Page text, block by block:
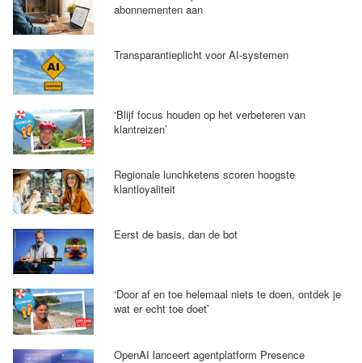
abonnementen aan
Transparantieplicht voor AI-systemen
‘Blijf focus houden op het verbeteren van
klantreizen’
Regionale lunchketens scoren hoogste
klantloyaliteit
Eerst de basis, dan de bot
‘Door af en toe helemaal niets te doen, ontdek je
wat er echt toe doet’
OpenAI lanceert agentplatform Presence